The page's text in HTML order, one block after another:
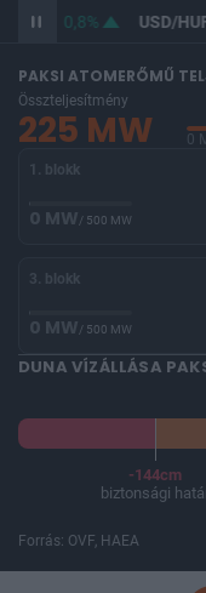
0,8% USD/HUF
PAKSI ATOMERŐMŰ
Összteljesítmény
225 MW 0
1. blokk
0 MW/ 500 MW
3. blokk
0 MW/ 500 MW
DUNA VÍZÁLLÁSA
-144cm
biztonsági
Forrás: OVF, HAEA